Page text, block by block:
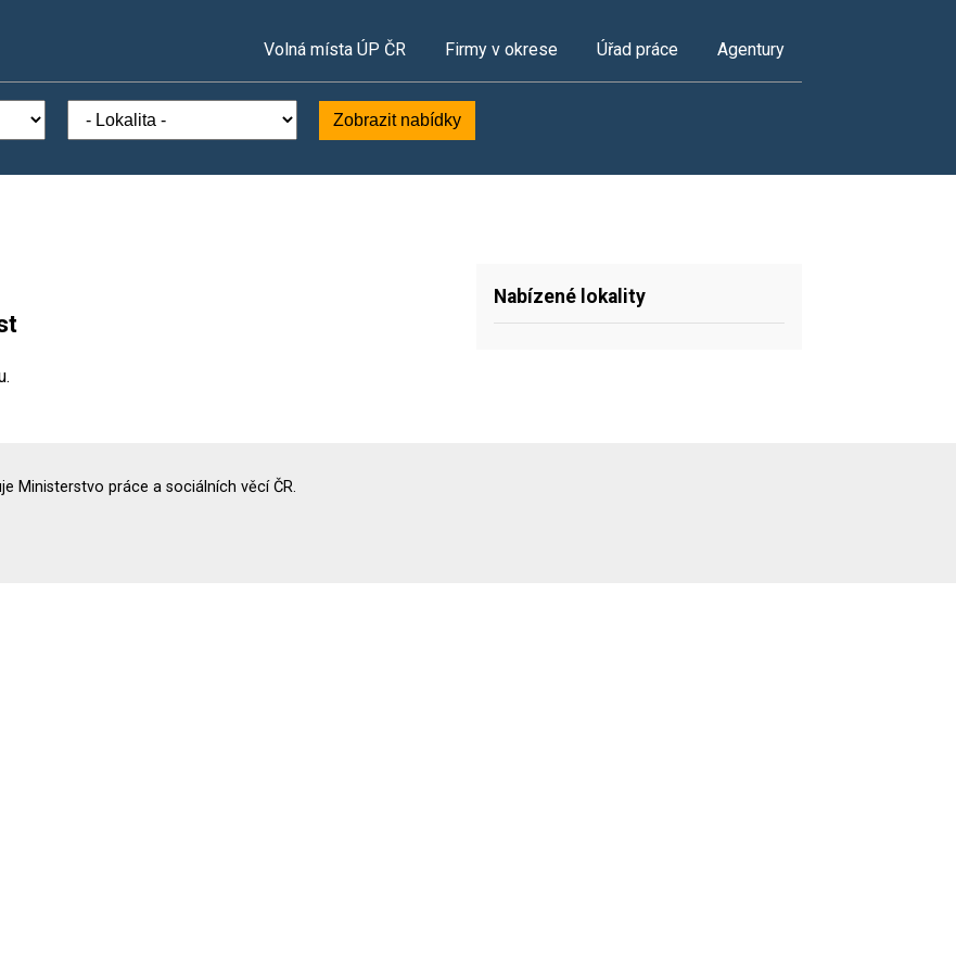
Volná místa ÚP ČR Firmy v okrese Úřad práce Agentury
Zobrazit nabídky
Nabízené lokality
Ministerstvo práce a sociálních věcí ČR.